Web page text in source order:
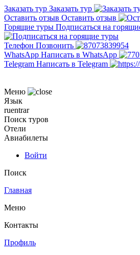
Заказать тур Заказать тур
Оставить отзыв Оставить отзыв
Горящие туры Подписаться на
Телефон Позвонить
WhatsApp Написать в WhatsApp
Telegram Написать в Telegram
Меню
Язык
ruentrar
Поиск туров
Отели
Авиабилеты
Войти
Поиск
Главная
Меню
Контакты
Профиль